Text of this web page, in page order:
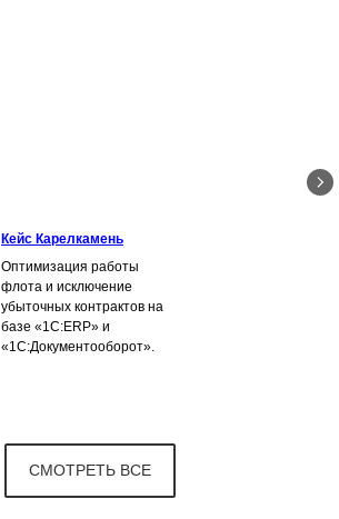
Кейс Карелкамень
Оптимизация работы
флота и исключение
убыточных контрактов на
базе «1С:ERP» и
«1С:Документооборот».
СМОТРЕТЬ ВСЕ